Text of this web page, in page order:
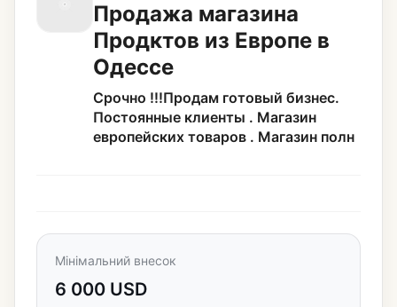
Продажа магазина
Продктов из Европе в
Одессе
Срочно !!!Продам готовый бизнес.
Постоянные клиенты . Магазин
европейских товаров . Магазин полн
Мінімальний внесок
6 000 USD